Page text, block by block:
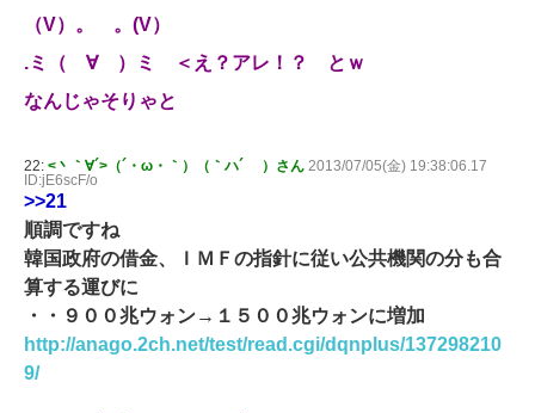
（V）。 。(V）
.ミ（ ∀ ）ミ ＜え？アレ！？ とｗ
なんじゃそりゃと
22: <丶｀∀´>（´・ω・｀）（｀ハ´ ）さん 2013/07/05(金) 19:38:06.17
ID:jE6scF/o
>>21
順調ですね
韓国政府の借金、ＩＭＦの指針に従い公共機関の分も合
算する運びに
・・９００兆ウォン→１５００兆ウォンに増加
http://anago.2ch.net/test/read.cgi/dqnplus/137298210
9/